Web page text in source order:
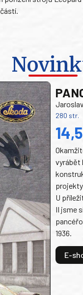
280 str.
vyrábět
U
II jsme
1936.
E-